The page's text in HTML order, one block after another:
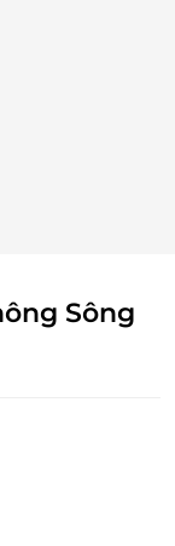
dẫn nhất.
E-Voucher cho
Sông